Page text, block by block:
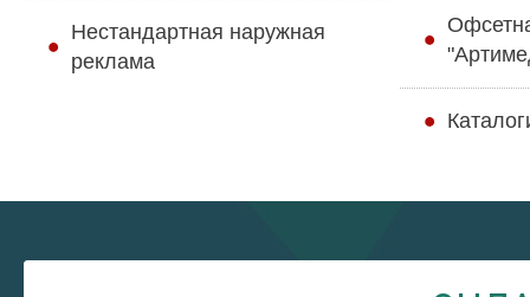
Нестандартная наружная
реклама